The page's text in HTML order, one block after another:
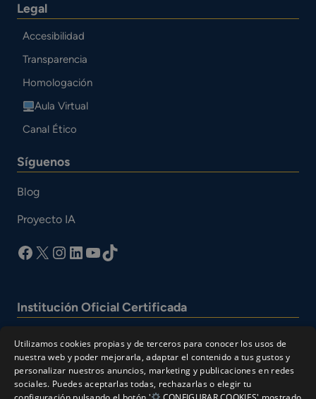
Legal
Accesibilidad
Transparencia
Homologación
Aula Virtual
Canal Ético
Síguenos
Blog
Proyecto IA
facebook
X Instagram
LinkedIn
YouTube
TikTok
Institución Oficial Certificada
Utilizamos cookies propias y de terceros para conocer los usos de
nuestra web y poder mejorarla, adaptar el contenido a tus gustos y
personalizar nuestros anuncios, marketing y publicaciones en redes
sociales. Puedes aceptarlas todas, rechazarlas o elegir tu